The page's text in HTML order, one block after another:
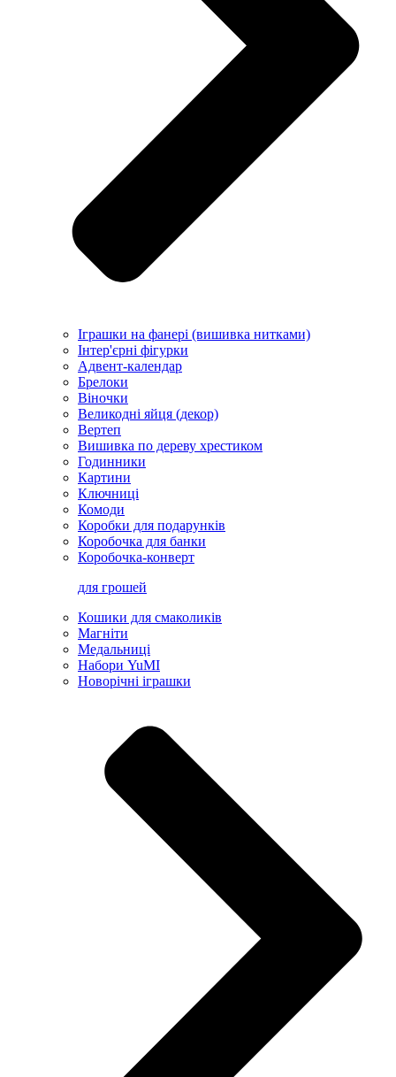
Іграшки на фанері (вишивка нитками)
Інтер'єрні фігурки
Адвент-календар
Брелоки
Віночки
Великодні яйця (декор)
Вертеп
Вишивка по дереву хрестиком
Годинники
Картини
Ключниці
Комоди
Коробки для подарунків
Коробочка для банки
Коробочка-конверт
для грошей
Кошики для смаколиків
Магніти
Медальниці
Набори YuMI
Новорічні іграшки